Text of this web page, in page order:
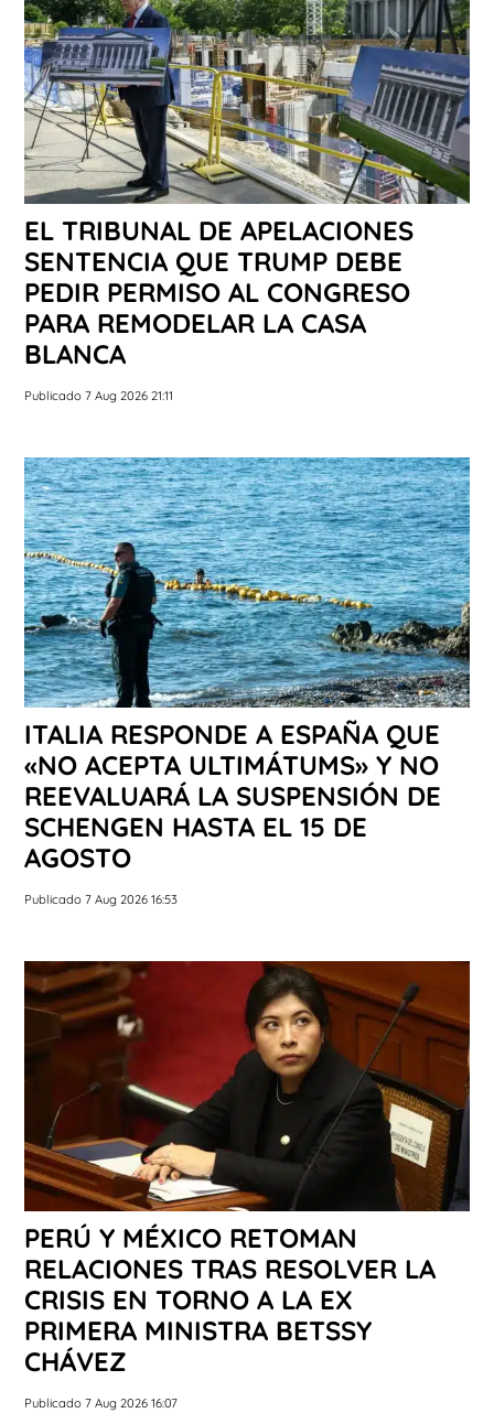
EL TRIBUNAL DE APELACIONES
SENTENCIA QUE TRUMP DEBE
PEDIR PERMISO AL CONGRESO
PARA REMODELAR LA CASA
BLANCA
Publicado 7 Aug 2026 21:11
ITALIA RESPONDE A ESPAÑA QUE
«NO ACEPTA ULTIMÁTUMS» Y NO
REEVALUARÁ LA SUSPENSIÓN DE
SCHENGEN HASTA EL 15 DE
AGOSTO
Publicado 7 Aug 2026 16:53
PERÚ Y MÉXICO RETOMAN
RELACIONES TRAS RESOLVER LA
CRISIS EN TORNO A LA EX
PRIMERA MINISTRA BETSSY
CHÁVEZ
Publicado 7 Aug 2026 16:07